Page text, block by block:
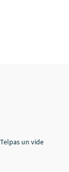
Telpas un vide